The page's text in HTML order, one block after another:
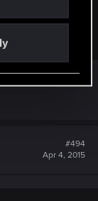
#494
Apr 4, 2015